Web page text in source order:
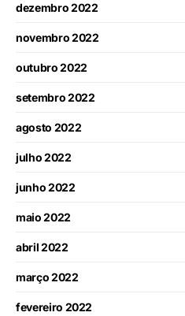
dezembro 2022
novembro 2022
outubro 2022
setembro 2022
agosto 2022
julho 2022
junho 2022
maio 2022
abril 2022
março 2022
fevereiro 2022